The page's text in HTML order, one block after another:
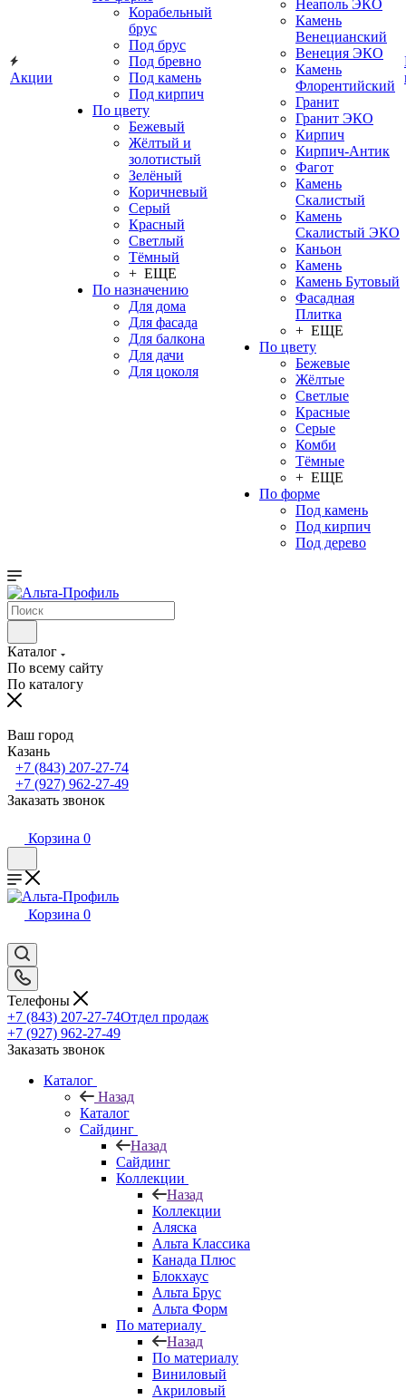
Акции
Корабельный
брус
Под брус
Под бревно
Под камень
Под кирпич
По цвету
Бежевый
Жёлтый и
золотистый
Зелёный
Коричневый
Серый
Красный
Светлый
Тёмный
+ ЕЩЕ
По назначению
Для дома
Для фасада
Для балкона
Для дачи
Для цоколя
Неаполь ЭКО
Камень
Венецианский
Венеция ЭКО
Камень
Флорентийский
Гранит
Гранит ЭКО
Кирпич
Кирпич-Антик
Фагот
Камень
Скалистый
Камень
Скалистый ЭКО
Каньон
Камень
Камень Бутовый
Фасадная
Плитка
+ ЕЩЕ
По цвету
Бежевые
Жёлтые
Светлые
Красные
Серые
Комби
Тёмные
+ ЕЩЕ
По форме
Под камень
Под кирпич
Под дерево
Каталог
По всему сайту
По каталогу
Ваш город
Казань
+7 (843) 207-27-74
+7 (927) 962-27-49
Заказать звонок
Корзина 0
Корзина 0
Телефоны
+7 (843) 207-27-74Отдел продаж
+7 (927) 962-27-49
Заказать звонок
Каталог
Назад
Каталог
Сайдинг
Назад
Сайдинг
Коллекции
Назад
Коллекции
Аляска
Альта Классика
Канада Плюс
Блокхаус
Альта Брус
Альта Форм
По материалу
Назад
По материалу
Виниловый
Акриловый